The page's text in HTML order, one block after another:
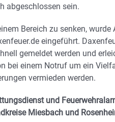
abgeschlossen sein.
Bereich zu senken,
eingeführt.
gemeldet werden und
bei einem Notruf um ein
vermieden werden.
und
Miesbach und